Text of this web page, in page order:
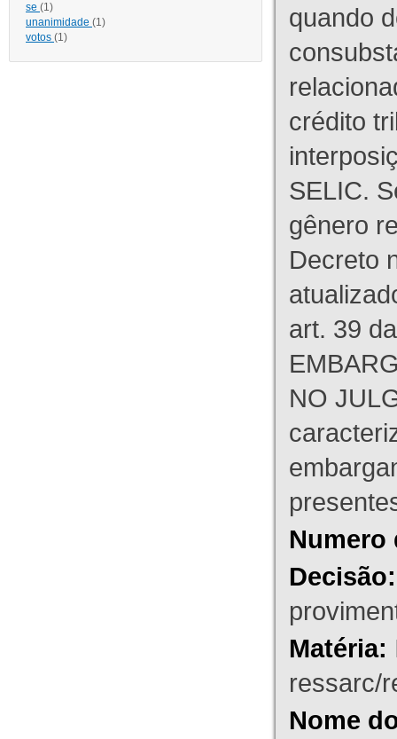
se (1)
unanimidade (1)
votos (1)
quando
crédito
SELIC.
gênero
Decreto
art. 39
NO
Numero
Decisão:
Matéria:
ressarc/
Nome